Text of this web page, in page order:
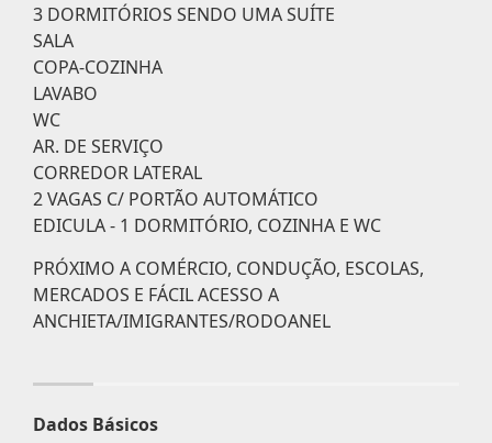
3 DORMITÓRIOS SENDO UMA SUÍTE
SALA
COPA-COZINHA
LAVABO
WC
AR. DE SERVIÇO
CORREDOR LATERAL
2 VAGAS C/ PORTÃO AUTOMÁTICO
EDICULA - 1 DORMITÓRIO, COZINHA E WC
PRÓXIMO A COMÉRCIO, CONDUÇÃO, ESCOLAS,
MERCADOS E FÁCIL ACESSO A
ANCHIETA/IMIGRANTES/RODOANEL
Dados Básicos